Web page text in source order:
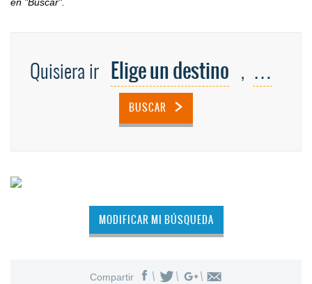
Quisiera ir Elige un destino , …
BUSCAR
MODIFICAR MI BÚSQUEDA
Compartir